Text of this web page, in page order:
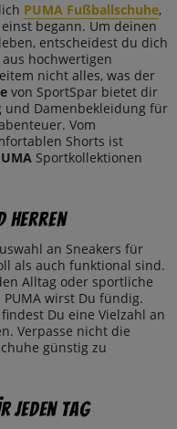
PUMA Fußballschuhe,
begann. Um deinen
entscheidest du dich
aus hochwertigen
nicht alles, was der
von SportSpar bietet dir
und Damenbekleidung für
Vom
Shorts ist
Sportkollektionen
Herren
an Sneakers für
als auch funktional sind.
Alltag oder sportliche
wirst Du fündig.
Du eine Vielzahl an
Verpasse nicht die
günstig zu
jeden Tag